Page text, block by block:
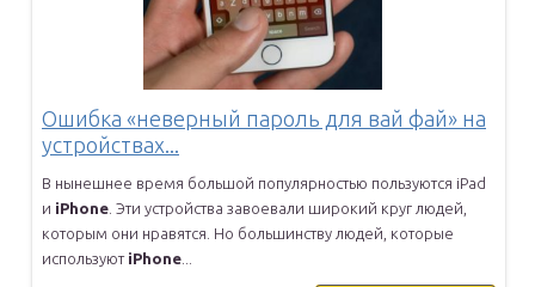
Ошибка «неверный пароль для вай фай» на
устройствах...
В нынешнее время большой популярностью пользуются iPad
и iPhone . Эти устройства завоевали широкий круг людей,
которым они нравятся. Но большинству людей, которые
используют iPhone